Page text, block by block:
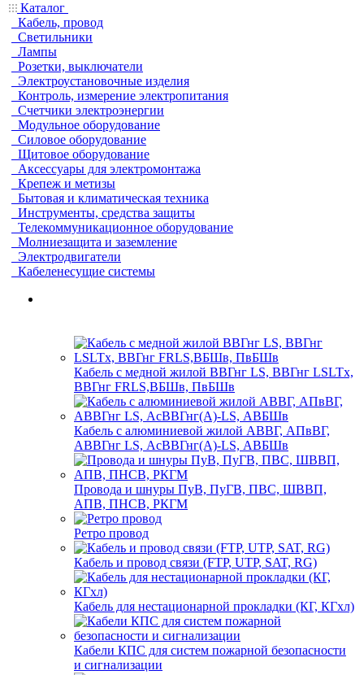
Каталог
Кабель, провод
Светильники
Лампы
Розетки, выключатели
Электроустановочные изделия
Контроль, измерение электропитания
Счетчики электроэнергии
Модульное оборудование
Силовое оборудование
Щитовое оборудование
Аксессуары для электромонтажа
Крепеж и метизы
Бытовая и климатическая техника
Инструменты, средства защиты
Телекоммуникационное оборудование
Молниезащита и заземление
Электродвигатели
Кабеленесущие системы
Кабель с медной жилой ВВГнг LS, ВВГнг LSLTx,
ВВГнг FRLS,ВБШв, ПвБШв
Кабель с алюминиевой жилой АВВГ, АПвВГ,
АВВГнг LS, АсВВГнг(А)-LS, АВБШв
Провода и шнуры ПуВ, ПуГВ, ПВС, ШВВП,
АПВ, ПНСВ, РКГМ
Ретро провод
Кабель и провод связи (FTP, UTP, SAT, RG)
Кабель для нестационарной прокладки (КГ, КГхл)
Кабели КПС для систем пожарной безопасности
и сигнализации